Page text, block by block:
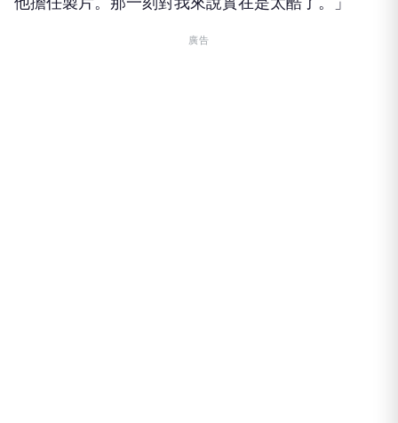
廣告